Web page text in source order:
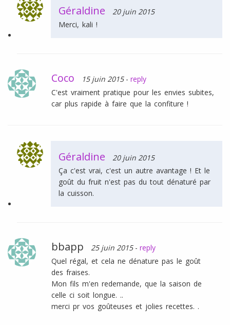
Géraldine
20 juin 2015
Merci, kali !
Coco 15 juin 2015 - reply
C'est vraiment pratique pour les envies subites,
car plus rapide à faire que la confiture !
Géraldine
20 juin 2015
Ça c'est vrai, c'est un autre avantage ! Et le
goût du fruit n'est pas du tout dénaturé par
la cuisson.
bbapp 25 juin 2015 - reply
Quel régal, et cela ne dénature pas le goût
des fraises.
Mon fils m'en redemande, que la saison de
celle ci soit longue. ..
merci pr vos goûteuses et jolies recettes. .